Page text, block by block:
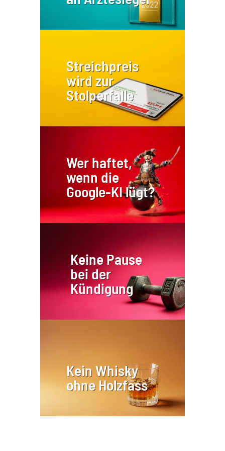
Streichpreis
wird zur
Stolperfalle
Wer haftet,
wenn die
Google-KI lügt?
Keine Pause
bei der
Kündigung
Kein Whisky
ohne Holzfass